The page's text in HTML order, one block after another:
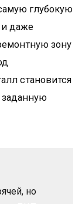
глубокую
и даже
зону
становится
заданную
но